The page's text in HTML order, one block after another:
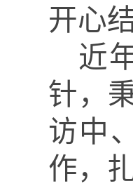
开心
近
针，
访中
作，